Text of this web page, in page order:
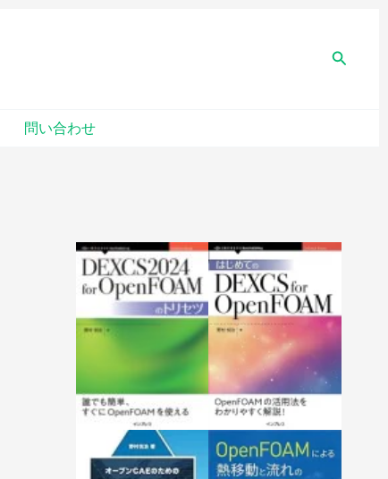
検
問い合わせ
去
記
事